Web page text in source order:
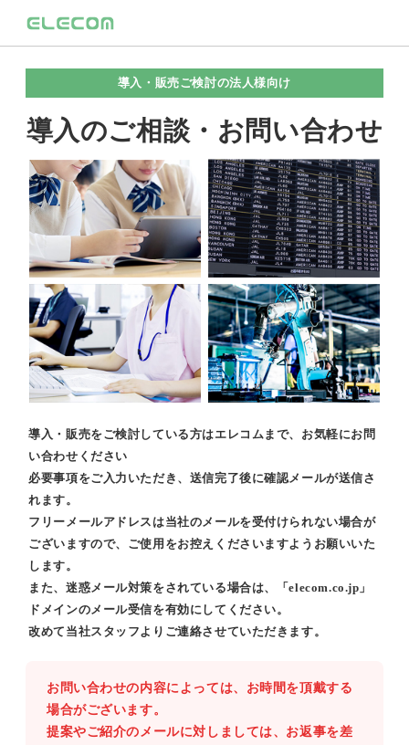
導入・販売ご検討の法人様向け
導入のご相談・お問い合わせ
導入・販売をご検討している方はエレコムまで、お気軽にお問
い合わせください
必要事項をご入力いただき、送信完了後に確認メールが送信さ
れます。
フリーメールアドレスは当社のメールを受付けられない場合が
ございますので、ご使用をお控えくださいますようお願いいた
します。
また、迷惑メール対策をされている場合は、「elecom.co.jp」
ドメインのメール受信を有効にしてください。
改めて当社スタッフよりご連絡させていただきます。
お問い合わせの内容によっては、お時間を頂戴する
場合がございます。
提案やご紹介のメールに対しましては、お返事を差